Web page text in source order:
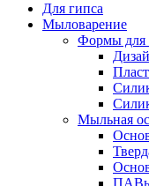
Для гипса
Мыловарение
Формы для
Мыльная